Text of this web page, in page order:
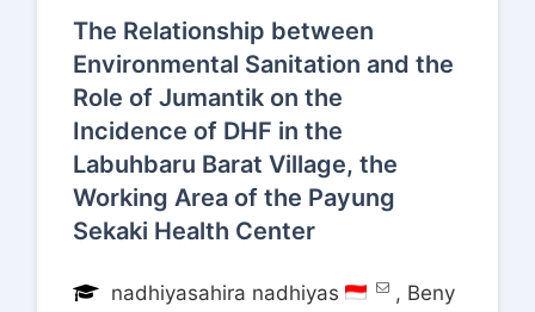
The Relationship between
Environmental Sanitation and the
Role of Jumantik on the
Incidence of DHF in the
Labuhbaru Barat Village, the
Working Area of ​​the Payung
Sekaki Health Center
nadhiyasahira nadhiyas , Beny